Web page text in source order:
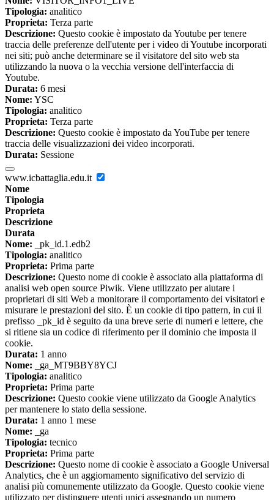
Tipologia: analitico
Proprieta: Terza parte
Descrizione: Questo cookie è impostato da Youtube per tenere
traccia delle preferenze dell'utente per i video di Youtube incorporati
nei siti; può anche determinare se il visitatore del sito web sta
utilizzando la nuova o la vecchia versione dell'interfaccia di
Youtube.
Durata: 6 mesi
Nome: YSC
Tipologia: analitico
Proprieta: Terza parte
Descrizione: Questo cookie è impostato da YouTube per tenere
traccia delle visualizzazioni dei video incorporati.
Durata: Sessione
www.icbattaglia.edu.it
Nome
Tipologia
Proprieta
Descrizione
Durata
Nome: _pk_id.1.edb2
Tipologia: analitico
Proprieta: Prima parte
Descrizione: Questo nome di cookie è associato alla piattaforma di
analisi web open source Piwik. Viene utilizzato per aiutare i
proprietari di siti Web a monitorare il comportamento dei visitatori e
misurare le prestazioni del sito. È un cookie di tipo pattern, in cui il
prefisso _pk_id è seguito da una breve serie di numeri e lettere, che
si ritiene sia un codice di riferimento per il dominio che imposta il
cookie.
Durata: 1 anno
Nome: _ga_MT9BBY8YCJ
Tipologia: analitico
Proprieta: Prima parte
Descrizione: Questo cookie viene utilizzato da Google Analytics
per mantenere lo stato della sessione.
Durata: 1 anno 1 mese
Nome: _ga
Tipologia: tecnico
Proprieta: Prima parte
Descrizione: Questo nome di cookie è associato a Google Universal
Analytics, che è un aggiornamento significativo del servizio di
analisi più comunemente utilizzato da Google. Questo cookie viene
utilizzato per distinguere utenti unici assegnando un numero